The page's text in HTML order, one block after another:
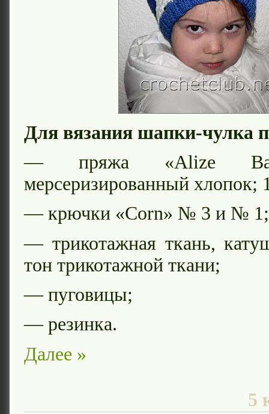
Для вязания шапки-чулка
— пряжа «Alize
мерсеризированный хлопок;
— крючки «Corn» № 3 и № 1;
— трикотажная ткань,
тон трикотажной ткани;
— пуговицы;
— резинка.
Далее »
5